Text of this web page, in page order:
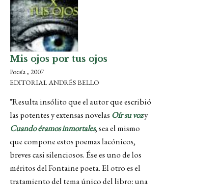
Mis ojos por tus ojos
Poesía , 2007
EDITORIAL ANDRÉS BELLO
"Resulta insólito que el autor que escribió
las potentes y extensas novelas Oír su vozy
Cuando éramos inmortales, sea el mismo
que compone estos poemas lacónicos,
breves casi silenciosos. Ése es uno de los
méritos del Fontaine poeta. El otro es el
tratamiento del tema único del libro: una